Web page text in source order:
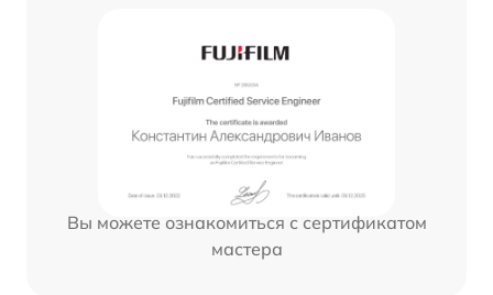
Вы можете ознакомиться с сертификатом
мастера